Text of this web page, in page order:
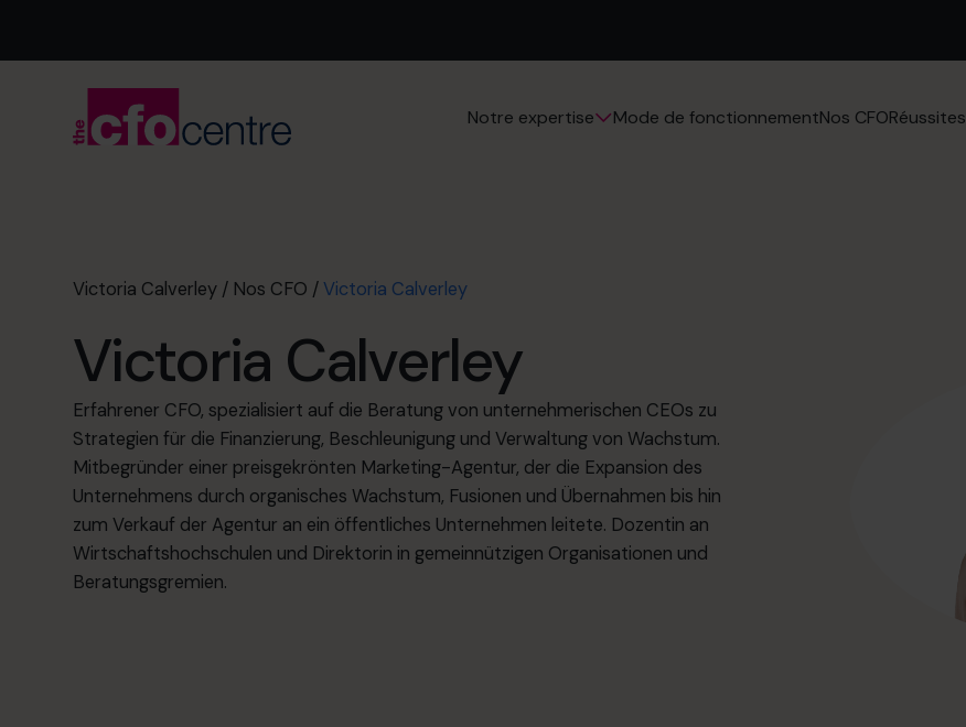
Notre expertise Mode de fonctionnementNos CFORéussites
Victoria Calverley / Nos CFO /Victoria Calverley
Victoria Calverley
Erfahrener CFO, spezialisiert auf die Beratung von unternehmerischen CEOs zu
Strategien für die Finanzierung, Beschleunigung und Verwaltung von Wachstum.
Mitbegründer einer preisgekrönten Marketing-Agentur, der die Expansion des
Unternehmens durch organisches Wachstum, Fusionen und Übernahmen bis hin
zum Verkauf der Agentur an ein öffentliches Unternehmen leitete. Dozentin an
Wirtschaftshochschulen und Direktorin in gemeinnützigen Organisationen und
Beratungsgremien.